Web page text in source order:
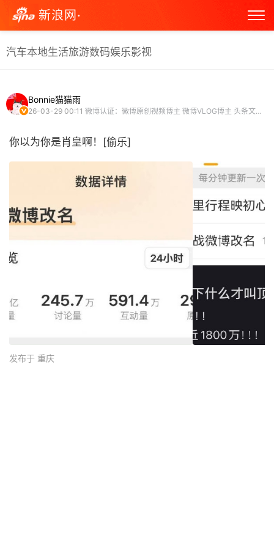
新浪网·
汽车本地生活旅游数码娱乐影视
Bonnie猫猫雨
26-03-29 00:11 微博认证：微博原创视频博主 微博VLOG博主 头条文章作者
你以为你是肖皇啊！[偷乐] ​
发布于 重庆